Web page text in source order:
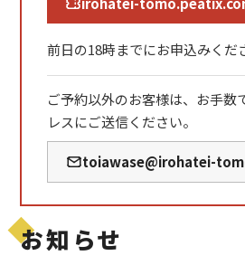
前日の18時までにお申込みくだ
ご予約以外のお客様は、お手数
レスにご送信ください。
toiawase@irohatei-
お知らせ